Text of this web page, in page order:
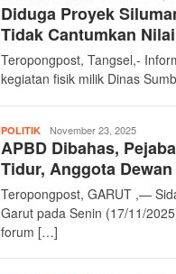
Diduga Proyek
Tidak Cantumkan
Teropongpost, Tangsel,-
kegiatan fisik milik Dinas
POLITIK teropongpost
November 23, 2025
APBD Dibahas,
Tidur, Anggota
Teropongpost, GARUT ,—
Garut pada Senin (17/11/
forum […]